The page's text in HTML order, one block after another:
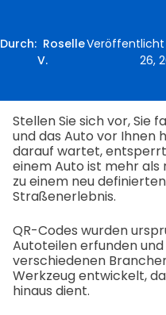
Durch: Roselle
V.
26,
Stellen Sie sich vor, Sie
und das Auto vor Ihnen
darauf wartet, entsperrt
einem Auto ist mehr als
zu einem neu
Straßenerlebnis.
QR-Codes wurden
Autoteilen erfunden
verschiedenen
Werkzeug entwickelt,
hinaus dient.